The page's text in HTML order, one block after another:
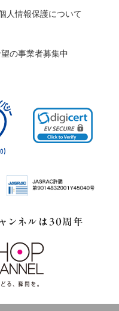
人情報保護について
の事業者募集中